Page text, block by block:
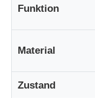
Fabrik Tour
Qualitätskontrolle
Kontakt
Funktion
Material
Zustand